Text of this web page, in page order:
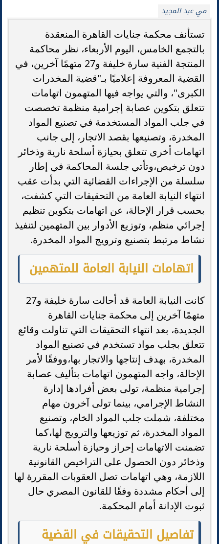
مي عبد المجيد
تستأنف محكمة جنايات القاهرة المنعقدة
بالتجمع الخامس، اليوم الأربعاء، نظر محاكمة
المنتجة الفنية سارة خليفة و27 متهمًا آخرين، في
القضية المعروفة إعلاميًا بـ"قضية المخدرات
الكبرى"، والتي يواجه فيها المتهمون اتهامات
تتعلق بتكوين عصابة إجرامية منظمة تخصصت
في جلب المواد المستخدمة في تصنيع المواد
المخدرة، وتصنيعها بقصد الاتجار، إلى جانب
اتهامات أخرى تتعلق بحيازة أسلحة نارية وذخائر
دون ترخيص،وتأتي جلسة المحاكمة في إطار
سلسلة من الإجراءات القضائية التي بدأت عقب
انتهاء النيابة العامة من التحقيقات التي كشفت،
بحسب قرار الإحالة، عن اتهامات بتكوين تنظيم
إجرائي منظم، وتوزيع الأدوار بين المتهمين لتنفيذ
نشاط مرتبط بتصنيع وترويج المواد المخدرة.
اتهامات النيابة العامة للمتهمين
كانت النيابة العامة قد أحالت سارة خليفة و27
متهمًا آخرين إلى محكمة جنايات القاهرة
الجديدة، بعد انتهاء التحقيقات التي تناولت وقائع
تتعلق بجلب مواد تستخدم في تصنيع المواد
المخدرة، بهدف إنتاجها والاتجار بها،ووفقًا لأمر
الإحالة، واجه المتهمون اتهامات بتأليف عصابة
إجرامية منظمة، تولى بعض أفرادها إدارة
النشاط الإجرامي، بينما تولى آخرون مهام
مختلفة، شملت جلب المواد الخام، وتصنيع
المواد المخدرة، ثم توزيعها والترويج لها،كما
تضمنت الاتهامات إحراز وحيازة أسلحة نارية
وذخائر دون الحصول على التراخيص القانونية
اللازمة، وهي اتهامات تصل العقوبات المقررة لها
إلى أحكام مشددة وفقًا للقانون المصري حال
ثبوت الإدانة أمام المحكمة.
تفاصيل التحقيقات في القضية